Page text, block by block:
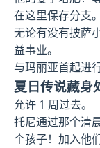
在这里保存分支。
无论有没有披萨
益事业。
与玛丽亚首起进
夏日传说藏身
允许 1 周过去。
托尼通过那个清
个孩子！加入他